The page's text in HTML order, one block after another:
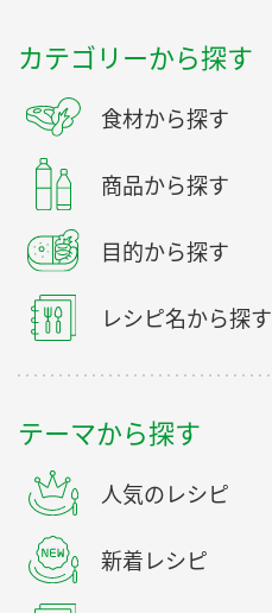
カテゴリーから探す
食材から探す
商品から探す
目的から探す
レシピ名から探す
テーマから探す
人気のレシピ
新着レシピ